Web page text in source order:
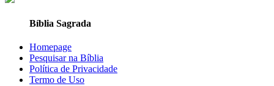
Bíblia Sagrada
Homepage
Pesquisar na Bíblia
Política de Privacidade
Termo de Uso